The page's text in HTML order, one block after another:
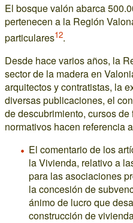
El bosque valón abarca
pertenecen a la Región
particulares12.
Desde hace varios años, la
sector de la madera en
arquitectos y contratistas, la
diversas publicaciones, el
de descubrimiento, cursos
normativos hacen referencia
El comentario de los
la Vivienda, relativo a
para las asociaciones
la concesión de
ánimo de lucro que
construcción de